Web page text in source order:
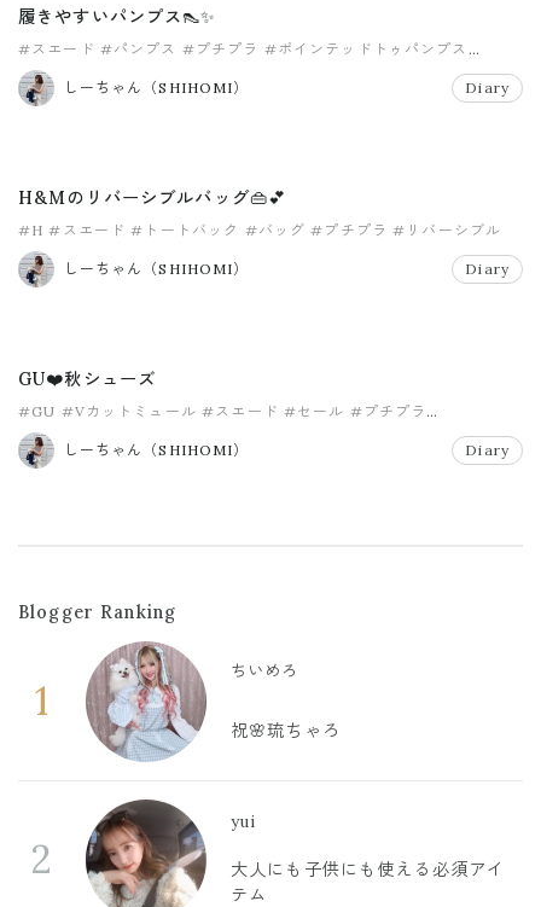
履きやすいパンプス👠✨
#スエード #パンプス #プチプラ #ポインテッドトゥパンプス
#神戸レタス
しーちゃん（SHIHOMI）
Diary
H&Mのリバーシブルバッグ👜💕
#H #スエード #トートバック #バッグ #プチプラ #リバーシブル
しーちゃん（SHIHOMI） Diary
GU❤️秋シューズ
#GU #Vカットミュール #スエード #セール #プチプラ
#マスタード
しーちゃん（SHIHOMI）
Diary
Blogger Ranking
1
ちいめろ
祝🌸琉ちゃろ
2
yui
大人にも子供にも使える必須アイ
テム